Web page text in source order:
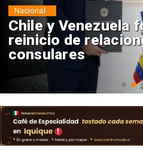
Chile y Venezuela
reinicio de
consulares
Nacional